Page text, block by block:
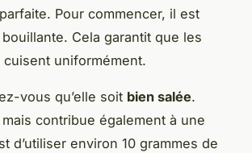
Pour commencer, il est
Cela garantit que les
uniformément.
vous qu’elle soit bien salée.
contribue également à une
d’utiliser environ 10 grammes de